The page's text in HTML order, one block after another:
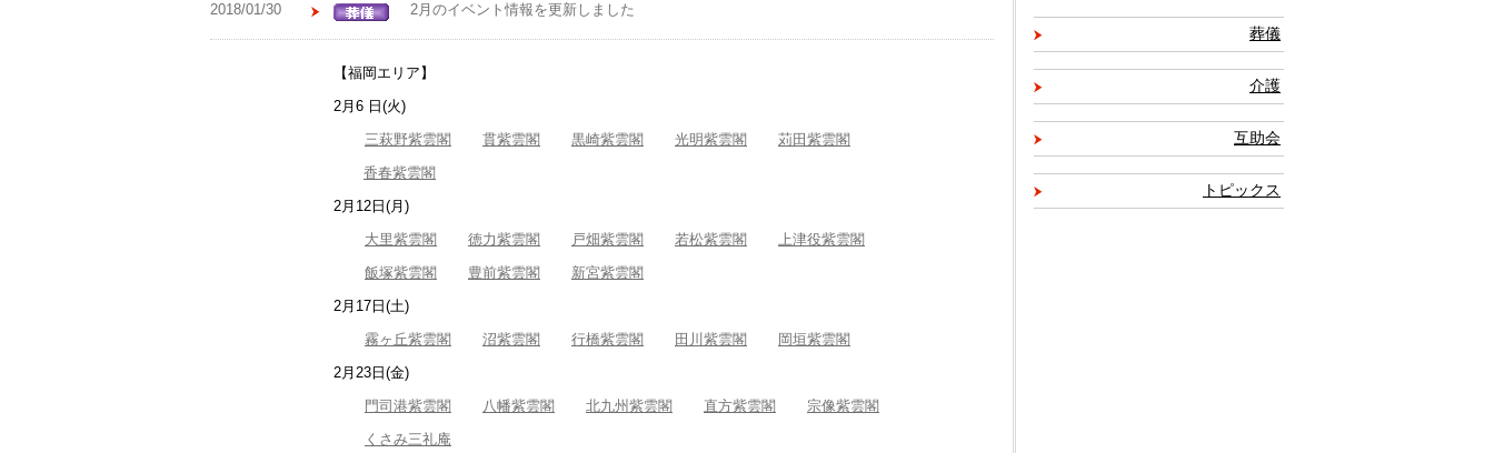
2018/01/30 2月のイベント情報を更新しました
【福岡エリア】
2月6 日(火)
三萩野紫雲閣 貫紫雲閣 黒崎紫雲閣 光明紫雲閣 苅田紫雲閣
香春紫雲閣
2月12日(月)
大里紫雲閣 徳力紫雲閣 戸畑紫雲閣 若松紫雲閣 上津役紫雲閣
飯塚紫雲閣 豊前紫雲閣 新宮紫雲閣
2月17日(土)
霧ヶ丘紫雲閣 沼紫雲閣 行橋紫雲閣 田川紫雲閣 岡垣紫雲閣
2月23日(金)
門司港紫雲閣 八幡紫雲閣 北九州紫雲閣 直方紫雲閣 宗像紫雲閣
くさみ三礼庵
葬儀
介護
互助会
トピックス